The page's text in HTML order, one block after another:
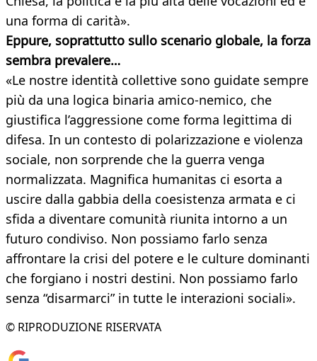
una forma di carità».
Eppure, soprattutto sullo scenario globale, la forza
sembra prevalere…
«Le nostre identità collettive sono guidate sempre
più da una logica binaria amico-nemico, che
giustifica l’aggressione come forma legittima di
difesa. In un contesto di polarizzazione e violenza
sociale, non sorprende che la guerra venga
normalizzata. Magnifica humanitas ci esorta a
uscire dalla gabbia della coesistenza armata e ci
sfida a diventare comunità riunita intorno a un
futuro condiviso. Non possiamo farlo senza
affrontare la crisi del potere e le culture dominanti
che forgiano i nostri destini. Non possiamo farlo
senza “disarmarci” in tutte le interazioni sociali».
© RIPRODUZIONE RISERVATA